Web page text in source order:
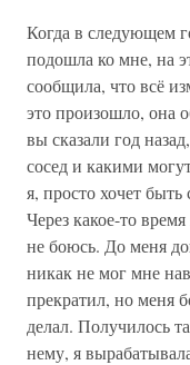
Когда в следующем
подошла ко мне, на
сообщила, что всё
это произошло, она
вы сказали год
сосед и какими
я, просто хочет быть
Через какое-то
не боюсь. До меня
никак не мог мне
прекратил, но меня
делал. Получилось
нему, я